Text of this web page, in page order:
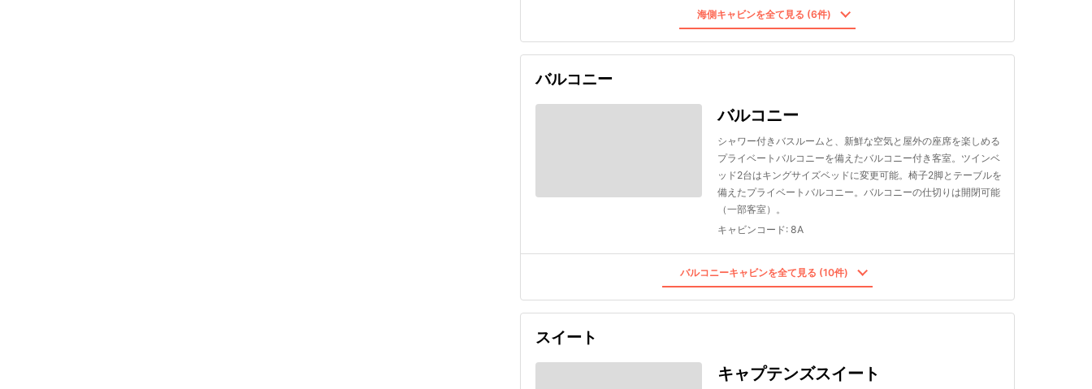
海側キャビンを全て見る (6件)
バルコニー
バルコニー
シャワー付きバスルームと、新鮮な空気と屋外の座席を楽しめる
プライベートバルコニーを備えたバルコニー付き客室。ツインベ
ッド2台はキングサイズベッドに変更可能。椅子2脚とテーブルを
備えたプライベートバルコニー。バルコニーの仕切りは開閉可能
（一部客室）。
キャビンコード: 8A
バルコニーキャビンを全て見る (10件)
スイート
キャプテンズスイート